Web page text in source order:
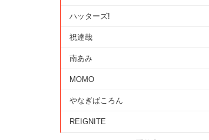
ハッターズ!
祝達哉
南あみ
MOMO
やなぎばころん
REIGNITE